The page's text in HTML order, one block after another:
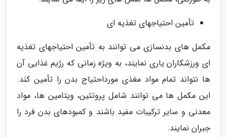
تأمین احتیاجهای تغذیه ای
مکمل های بدنسازی می توانند به تأمین احتیاجهای تغذیه
ای ورزشکاران یاری نمایند، به ویژه زمانی که رژیم غذایی آن
ها نتواند تمام مواد مغذی مورداحتیاج بدن را تأمین کند.
این مکمل ها می توانند شامل پروتئین، ویتامین ها، مواد
معدنی و سایر ترکیبات مفید باشند و کمبودهای بدن فرد را
جبران نمایند.